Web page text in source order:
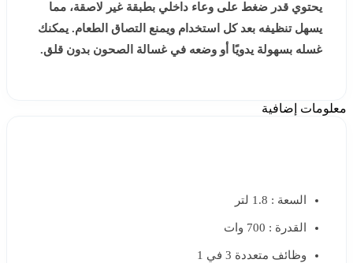
يحتوي قدر ضغط على وعاء داخلي بطبقة غير لاصقة، مما
يسهل تنظيفه بعد كل استخدام ويمنع التصاق الطعام. يمكنك
غسله بسهولة يدويًا أو وضعه في غسالة الصحون بدون قلق.
معلومات إضافية
السعة : 1.8 لتر
القدرة : 700 وات
وظائف متعددة 3 في 1